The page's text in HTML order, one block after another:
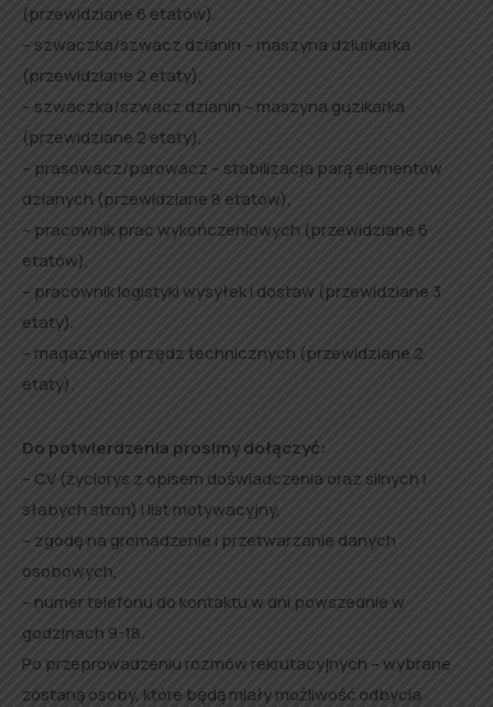
(przewidziane 6 etatów),
– szwaczka/szwacz dzianin – maszyna dziurkarka
(przewidziane 2 etaty),
– szwaczka/szwacz dzianin – maszyna guzikarka
(przewidziane 2 etaty),
– prasowacz/parowacz – stabilizacja parą elementów
dzianych (przewidziane 8 etatów),
– pracownik prac wykończeniowych (przewidziane 6
etatów),
– pracownik logistyki wysyłek i dostaw (przewidziane 3
etaty),
– magazynier przędz technicznych (przewidziane 2
etaty).
Do potwierdzenia prosimy dołączyć:
– CV (życiorys z opisem doświadczenia oraz silnych i
słabych stron) i list motywacyjny,
– zgodę na gromadzenie i przetwarzanie danych
osobowych,
– numer telefonu do kontaktu w dni powszednie w
godzinach 9-18.
Po przeprowadzeniu rozmów rekrutacyjnych – wybrane
zostaną osoby, które będą miały możliwość odbycia